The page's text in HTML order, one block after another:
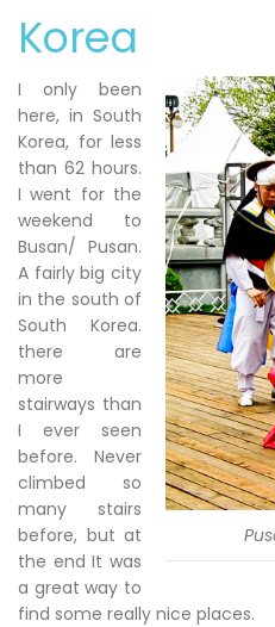
Korea
I only been
here, in South
Korea, for less
than 62 hours.
I went for the
weekend to
Busan/ Pusan.
A fairly big city
in the south of
South Korea.
there are
more
stairways than
I ever seen
before. Never
climbed so
many stairs
before, but at
the end It was
a great way to
find some really nice places.